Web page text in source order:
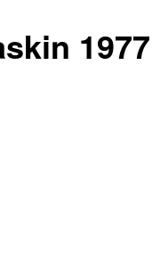
1977